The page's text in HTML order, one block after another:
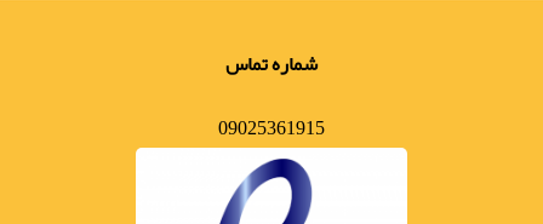
شماره تماس
09025361915